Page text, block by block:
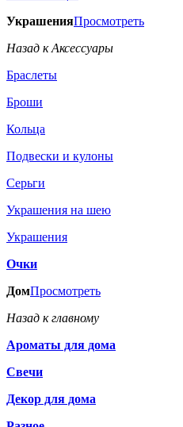
УкрашенияПросмотреть
Назад к Аксессуары
Браслеты
Броши
Кольца
Подвески и кулоны
Серьги
Украшения на шею
Украшения
Очки
ДомПросмотреть
Назад к главному
Ароматы для дома
Свечи
Декор для дома